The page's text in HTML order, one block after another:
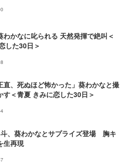
わかなに叱られる 天然発揮で絶叫＜
した30日＞
直、死ぬほど怖かった」葵わかなと撮
す＜青夏 きみに恋した30日＞
、葵わかなとサプライズ登場 胸キ
生再現